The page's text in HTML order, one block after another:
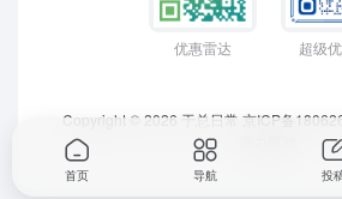
优惠雷达 超级
Copyright © 2026 于总日常 京ICP备
首页 导航 投